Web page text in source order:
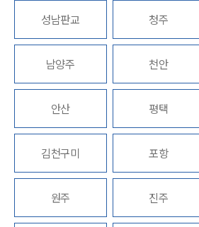
전체
구성원 소개
소식/자료
언론보도
공지사항
법률 블로그
법률서식
성남판교 청주
남양주 천안
안산 평택
김천구미 포항
원주 진주